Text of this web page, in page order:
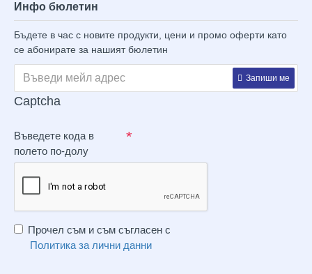
Инфо бюлетин
Бъдете в час с новите продукти, цени и промо оферти като
се абонирате за нашият бюлетин
Запиши ме
Captcha
Въведете кода в
полето по-долу
Прочел съм и съм съгласен с
Политика за лични данни